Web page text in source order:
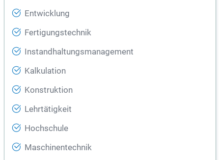
Entwicklung
Fertigungstechnik
Instandhaltungsmanagement
Kalkulation
Konstruktion
Lehrtätigkeit
Hochschule
Maschinentechnik